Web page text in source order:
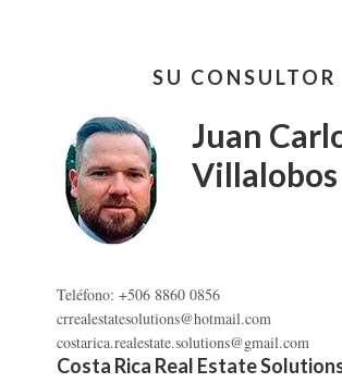
primaria
SU CONSULTOR
Juan
Villalobos
Teléfono: +506 8860 0856
crrealestatesolutions@hotmail.com
costarica.realestate.solutions@gmail.com
Costa Rica Real Estate